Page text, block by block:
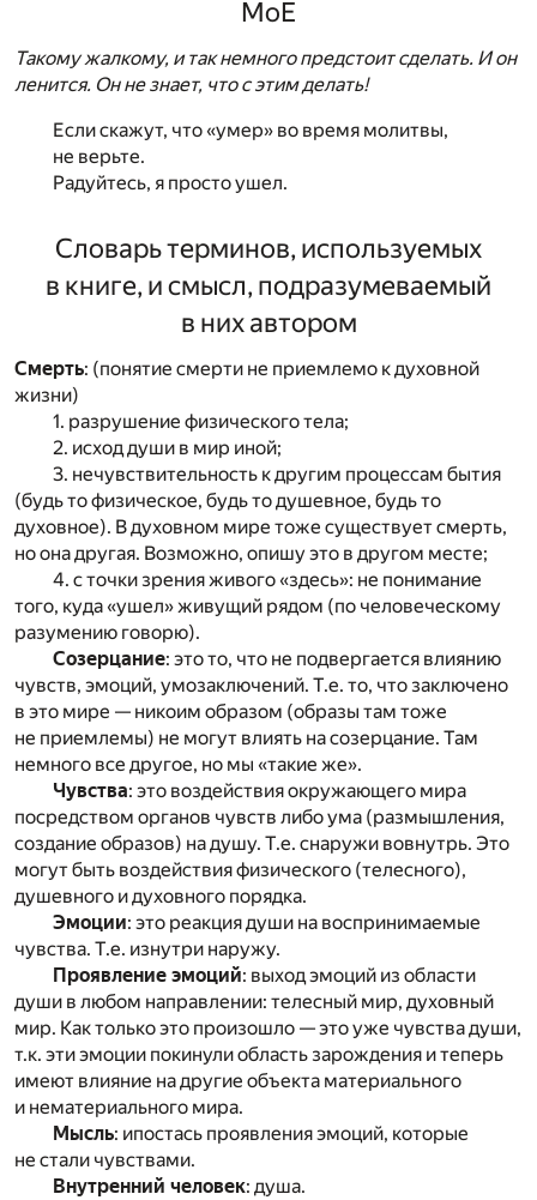
МоЕ
Такому жалкому, и так немного предстоит сделать. И он
ленится. Он не знает, что с этим делать!
Если скажут, что «умер» во время молитвы,
не верьте.
Радуйтесь, я просто ушел.
Словарь терминов, используемых
в книге, и смысл, подразумеваемый
в них автором
Смерть: (понятие смерти не приемлемо к духовной
жизни)
1. разрушение физического тела;
2. исход души в мир иной;
3. нечувствительность к другим процессам бытия
(будь то физическое, будь то душевное, будь то
духовное). В духовном мире тоже существует смерть,
но она другая. Возможно, опишу это в другом месте;
4. с точки зрения живого «здесь»: не понимание
того, куда «ушел» живущий рядом (по человеческому
разумению говорю).
Созерцание: это то, что не подвергается влиянию
чувств, эмоций, умозаключений. Т.е. то, что заключено
в это мире — никоим образом (образы там тоже
не приемлемы) не могут влиять на созерцание. Там
немного все другое, но мы «такие же».
Чувства: это воздействия окружающего мира
посредством органов чувств либо ума (размышления,
создание образов) на душу. Т.е. снаружи вовнутрь. Это
могут быть воздействия физического (телесного),
душевного и духовного порядка.
Эмоции: это реакция души на воспринимаемые
чувства. Т.е. изнутри наружу.
Проявление эмоций: выход эмоций из области
души в любом направлении: телесный мир, духовный
мир. Как только это произошло — это уже чувства души,
т.к. эти эмоции покинули область зарождения и теперь
имеют влияние на другие объекта материального
и нематериального мира.
Мысль: ипостась проявления эмоций, которые
не стали чувствами.
Внутренний человек: душа.